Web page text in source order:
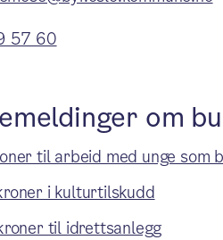
57 60
om
til arbeid med unge som
i kulturtilskudd
til idrettsanlegg